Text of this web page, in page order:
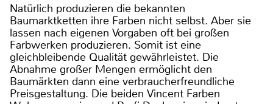
Natürlich produzieren die bekannten
Baumarktketten ihre Farben nicht selbst. Aber sie
lassen nach eigenen Vorgaben oft bei großen
Farbwerken produzieren. Somit ist eine
gleichbleibende Qualität gewährleistet. Die
Abnahme großer Mengen ermöglicht den
Baumärkten dann eine verbraucherfreundliche
Preisgestaltung. Die beiden Vincent Farben